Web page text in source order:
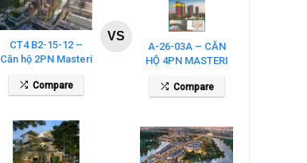
CT4 B2-15-12 –
Căn hộ 2PN Masteri
Compare
VS
A-26-03A – CĂN
HỘ 4PN MASTERI
COSMO CENTRAL
– THE GLOBAL
Compare